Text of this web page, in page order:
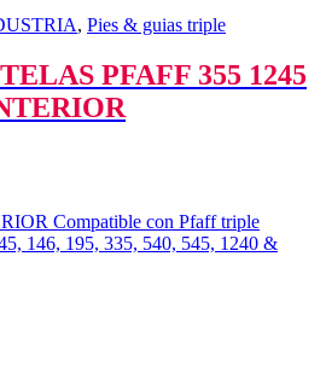
, Pies & guias triple
PFAFF 355 1245
Compatible con Pfaff triple
146, 195, 335, 540, 545, 1240 &